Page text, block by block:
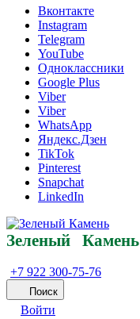
Вконтакте
Instagram
Telegram
YouTube
Одноклассники
Google Plus
Viber
Viber
WhatsApp
Яндекс.Дзен
TikTok
Pinterest
Snapchat
LinkedIn
Зеленый Камень
+7 922 300-75-76
Поиск
Войти